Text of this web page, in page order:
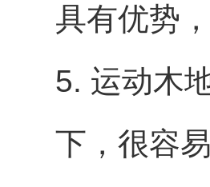
具有优势
5. 运动木
下，很容